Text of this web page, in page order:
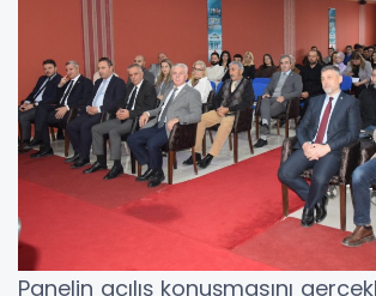
Panelin açılış konuşmasını